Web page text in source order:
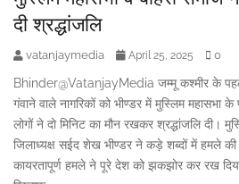
दी श्रद्धांजलि
vatanjaymedia April 25, 2025 0
Bhinder@VatanjayMedia जम्मू कश्मीर के
गंवाने वाले नागरिकों को भीण्डर में मुस्लिम महासभा के
लोगों ने दो मिनिट का मौन रखकर श्रद्धांजलि दी।
जिलाध्यक्ष सईद शेख भीण्डर ने कड़े शब्दों में हमले
कायरतापूर्ण हमले ने पूरे देश को झकझोर कर रख